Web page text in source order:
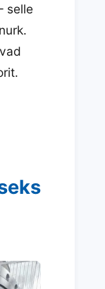
selle